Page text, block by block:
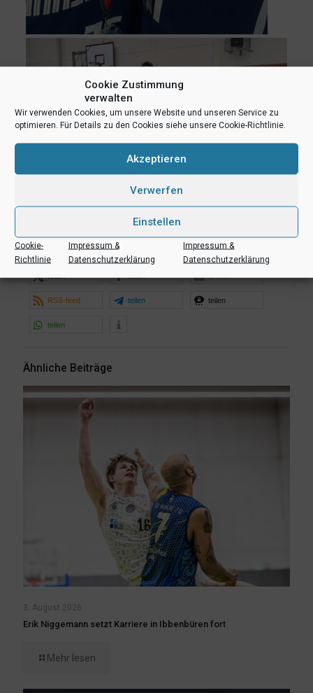
Cookie Zustimmung
verwalten
Wir verwenden Cookies, um unsere Website und unseren Service zu
optimieren. Für Details zu den Cookies siehe unsere Cookie-Richtlinie.
Akzeptieren
Verwerfen
Einstellen
Cookie-
Richtlinie
Impressum &
Datenschutzerklärung
Impressum &
Datenschutzerklärung
teilen teilen E-Mail
RSS-feed teilen teilen
teilen
Ähnliche Beiträge
3. August 2026
Erik Niggemann setzt Karriere in Ibbenbüren fort
Mehr lesen